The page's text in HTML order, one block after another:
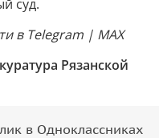
суд.
в Telegram | MAX
Рязанской
в Одноклассниках